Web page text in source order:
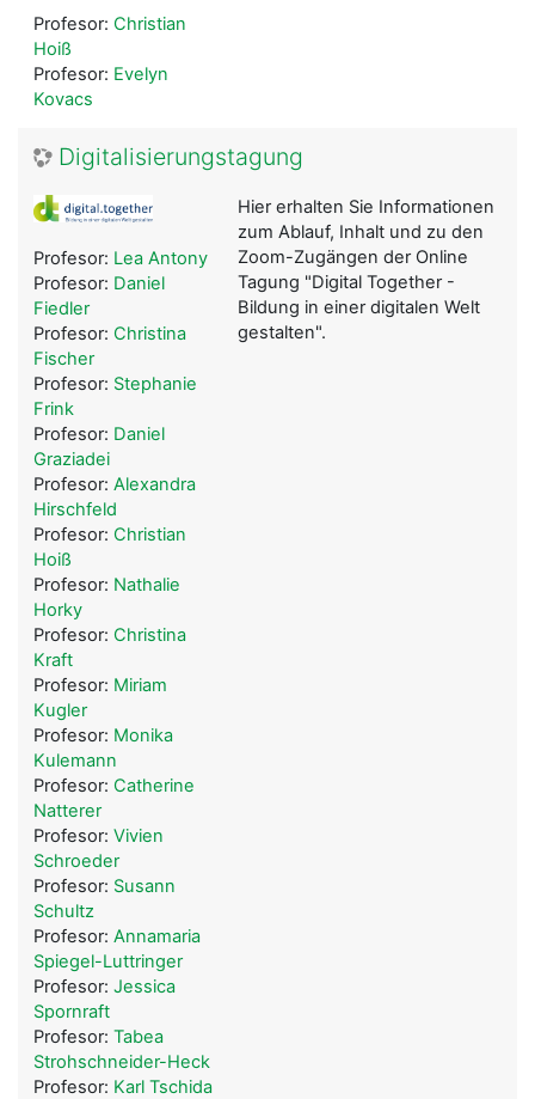
Profesor: Christian
Hoiß
Profesor: Evelyn
Kovacs
Digitalisierungstagung
Hier erhalten Sie Informationen
zum Ablauf, Inhalt und zu den
Zoom-Zugängen der Online
Tagung "Digital Together -
Bildung in einer digitalen Welt
gestalten".
Profesor: Lea Antony
Profesor: Daniel
Fiedler
Profesor: Christina
Fischer
Profesor: Stephanie
Frink
Profesor: Daniel
Graziadei
Profesor: Alexandra
Hirschfeld
Profesor: Christian
Hoiß
Profesor: Nathalie
Horky
Profesor: Christina
Kraft
Profesor: Miriam
Kugler
Profesor: Monika
Kulemann
Profesor: Catherine
Natterer
Profesor: Vivien
Schroeder
Profesor: Susann
Schultz
Profesor: Annamaria
Spiegel-Luttringer
Profesor: Jessica
Spornraft
Profesor: Tabea
Strohschneider-Heck
Profesor: Karl Tschida